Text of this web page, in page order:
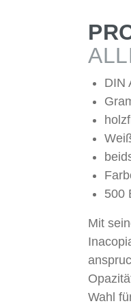
DIN
500
Mit
Wahl